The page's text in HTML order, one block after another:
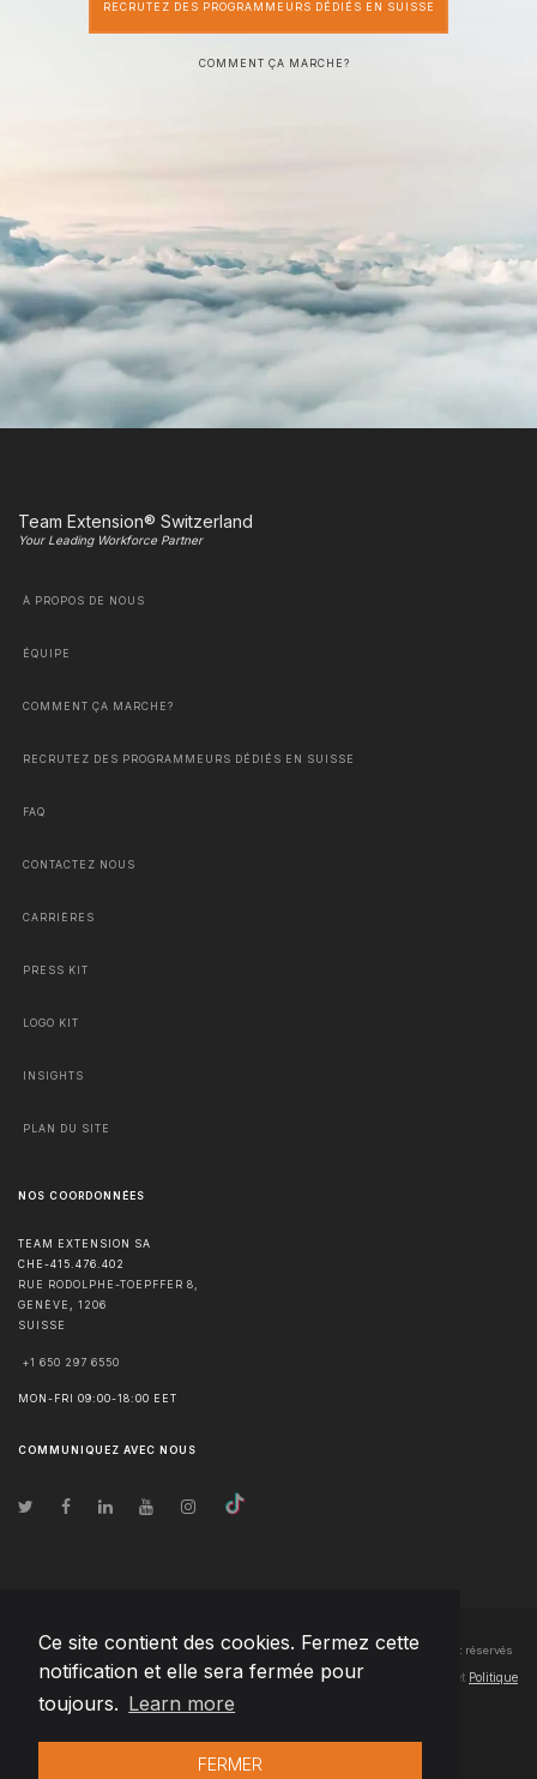
Ce site contient des cookies. Fermez cette
notification et elle sera fermée pour
toujours. Learn more
FERMER
RECRUTEZ DES PROGRAMMEURS DÉDIÉS EN SUISSE
COMMENT ÇA MARCHE?
Team Extension® Switzerland
Your Leading Workforce Partner
À PROPOS DE NOUS
ÉQUIPE
COMMENT ÇA MARCHE?
RECRUTEZ DES PROGRAMMEURS DÉDIÉS EN SUISSE
FAQ
CONTACTEZ NOUS
CARRIÈRES
PRESS KIT
LOGO KIT
INSIGHTS
PLAN DU SITE
NOS COORDONNÉES
TEAM EXTENSION SA
CHE-415.476.402
RUE RODOLPHE-TOEPFFER 8,
GENÈVE
1206
SUISSE
+1 650 297 6550
MON-FRI 09:00-18:00 EET
COMMUNIQUEZ AVEC NOUS
© Droits d'auteur2026 Team Extension SA Switzerland- Tous les droits sont réservés
Changelog● En utilisant ce site, vous acceptez nos Conditions d'utilisation et Politique
de confidentialité